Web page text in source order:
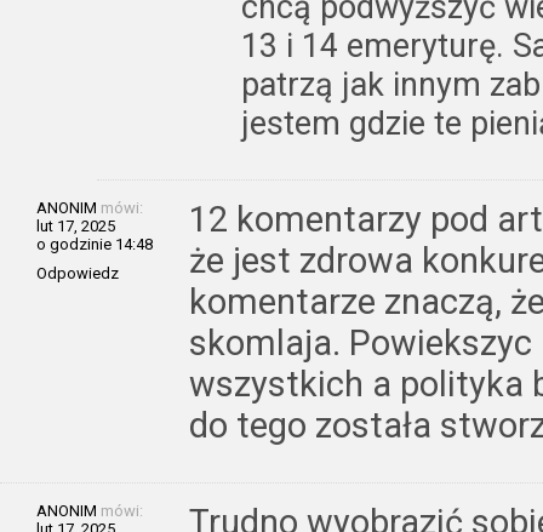
13 i 14 emeryturę.
patrzą jak innym
jestem gdzie te
ANONIM mówi:
lut 17, 2025
o godzinie 14:48
Odpowiedz
12 komentarzy pod
że jest zdrowa
komentarze znaczą,
skomlaja.
wszystkich a polityka
do tego została
ANONIM mówi:
Trudno wyobrazić